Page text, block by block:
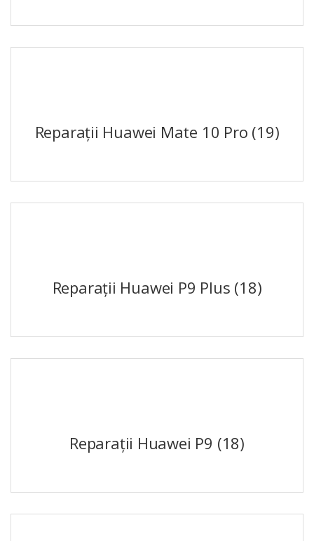
Reparații Huawei Mate 10 Pro (19)
Reparații Huawei P9 Plus (18)
Reparații Huawei P9 (18)